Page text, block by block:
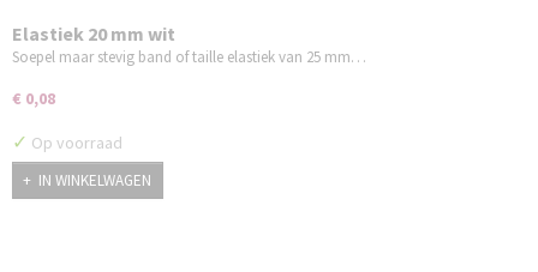
Elastiek 20 mm wit
Soepel maar stevig band of taille elastiek van 25 mm…
€ 0,08
✓ Op voorraad
IN WINKELWAGEN